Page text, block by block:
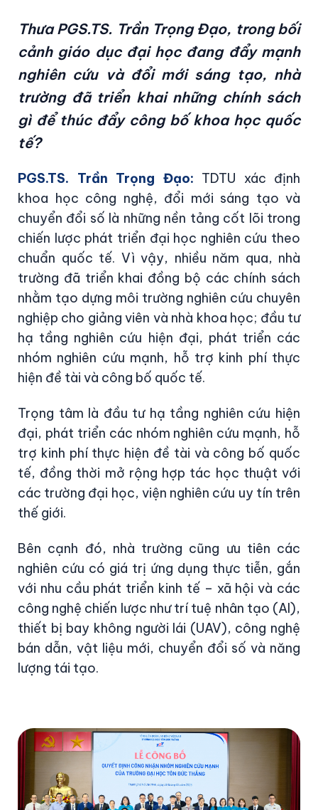
Thưa PGS.TS. Trần Trọng Đạo, trong bối
cảnh giáo dục đại học đang đẩy mạnh
nghiên cứu và đổi mới sáng tạo, nhà
trường đã triển khai những chính sách
gì để thúc đẩy công bố khoa học quốc
tế?
PGS.TS. Trần Trọng Đạo: TDTU xác định
khoa học công nghệ, đổi mới sáng tạo và
chuyển đổi số là những nền tảng cốt lõi trong
chiến lược phát triển đại học nghiên cứu theo
chuẩn quốc tế. Vì vậy, nhiều năm qua, nhà
trường đã triển khai đồng bộ các chính sách
nhằm tạo dựng môi trường nghiên cứu chuyên
nghiệp cho giảng viên và nhà khoa học; đầu tư
hạ tầng nghiên cứu hiện đại, phát triển các
nhóm nghiên cứu mạnh, hỗ trợ kinh phí thực
hiện đề tài và công bố quốc tế.
Trọng tâm là đầu tư hạ tầng nghiên cứu hiện
đại, phát triển các nhóm nghiên cứu mạnh, hỗ
trợ kinh phí thực hiện đề tài và công bố quốc
tế, đồng thời mở rộng hợp tác học thuật với
các trường đại học, viện nghiên cứu uy tín trên
thế giới.
Bên cạnh đó, nhà trường cũng ưu tiên các
nghiên cứu có giá trị ứng dụng thực tiễn, gắn
với nhu cầu phát triển kinh tế – xã hội và các
công nghệ chiến lược như trí tuệ nhân tạo (AI),
thiết bị bay không người lái (UAV), công nghệ
bán dẫn, vật liệu mới, chuyển đổi số và năng
lượng tái tạo.